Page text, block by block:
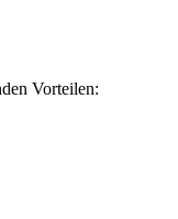
Vorteilen: